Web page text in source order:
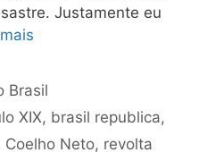
Justamente eu
Brasil
XIX, brasil republica,
Coelho Neto, revolta